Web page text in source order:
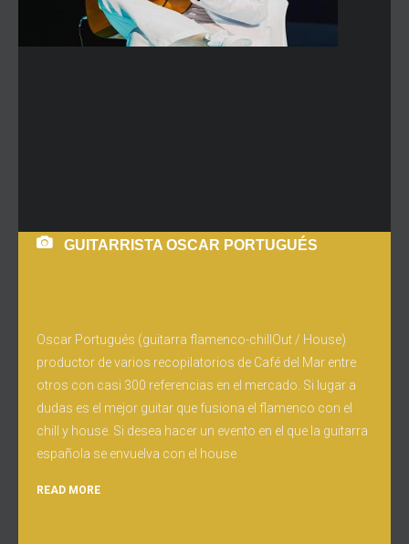
GUITARRISTA OSCAR PORTUGUÉS
Oscar Portugués (guitarra flamenco-chillOut / House)
productor de varios recopilatorios de Café del Mar entre
otros con casi 300 referencias en el mercado. Si lugar a
dudas es el mejor guitar que fusiona el flamenco con el
chill y house. Si desea hacer un evento en el que la guitarra
española se envuelva con el house
READ MORE